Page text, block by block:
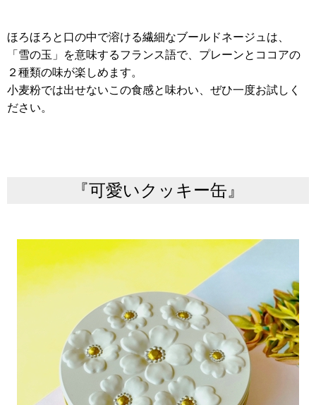
ほろほろと口の中で溶ける繊細なブールドネージュは、
「雪の玉」を意味するフランス語で、プレーンとココアの
２種類の味が楽しめます。
小麦粉では出せないこの食感と味わい、ぜひ一度お試しく
ださい。
『可愛いクッキー缶』